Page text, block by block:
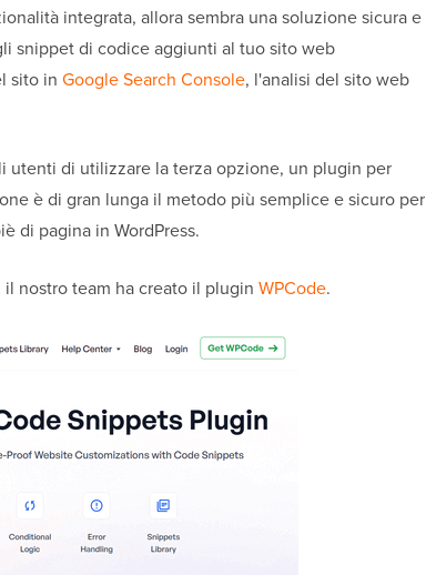
integrata, allora sembra una soluzione sicura e
snippet di codice aggiunti al tuo sito web
sito in Google Search Console, l'analisi del sito web
utenti di utilizzare la terza opzione, un plugin per
è di gran lunga il metodo più semplice e sicuro per
di pagina in WordPress.
nostro team ha creato il plugin WPCode.